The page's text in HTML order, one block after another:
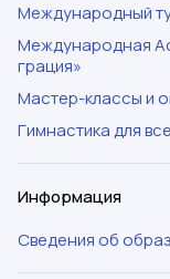
Международный
Международная
грация»
Мастер-классы и
Гимнастика для
Информация
Сведения об